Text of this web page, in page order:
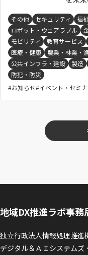
その他 セキュリティ
福祉
ロボット・ウェアラブル
モビリティ
教育サービス
医療・健康
農業・林業・
公共インフラ・建設
製造
防犯・防災
お知らせ イベント・セミ
地域DX推進ラボ事
独立行政法人情報処理推進
デジタル＆ＡＩシステムズ